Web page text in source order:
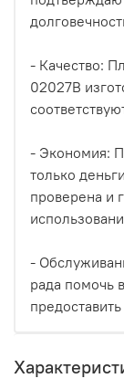
- Качество:
02027B
- Экономия:
только
проверена и
-
рада помочь